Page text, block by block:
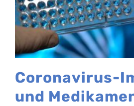
Coronavirus-
und